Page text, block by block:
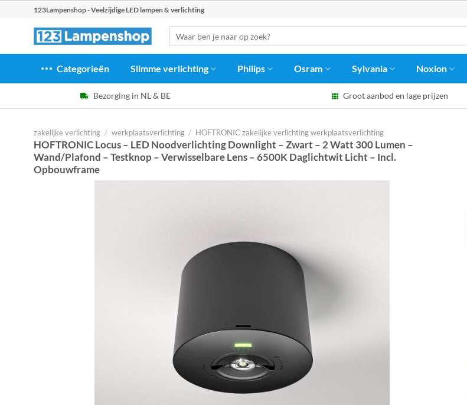
123Lampenshop - Veelzijdige LED lampen & verlichting
naar:
Categorieën Slimme verlichting Philips Osram Sylvania Noxion
Bezorging in NL & BE Groot aanbod en lage prijzen
zakelijke verlichting / werkplaatsverlichting / HOFTRONIC zakelijke verlichting werkplaatsverlichting
HOFTRONIC Locus – LED Noodverlichting Downlight – Zwart – 2 Watt 300 Lumen –
Wand/Plafond – Testknop – Verwisselbare Lens – 6500K Daglichtwit Licht – Incl.
Opbouwframe